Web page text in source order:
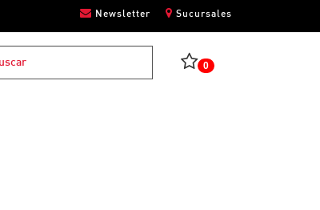
Newsletter Sucursales
0